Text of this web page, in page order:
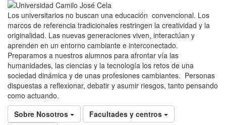
Los universitarios no buscan una educación convencional. Los
marcos de referencia tradicionales restringen la creatividad y la
originalidad. Las nuevas generaciones viven, interactúan y
aprenden en un entorno cambiante e interconectado.
Preparamos a nuestros alumnos para afrontar vía las
humanidades, las ciencias y la tecnología los retos de una
sociedad dinámica y de unas profesiones cambiantes. Personas
dispuestas a reflexionar, debatir y asumir riesgos, tanto pensando
como actuando.
Sobre Nosotros
Facultades y centros